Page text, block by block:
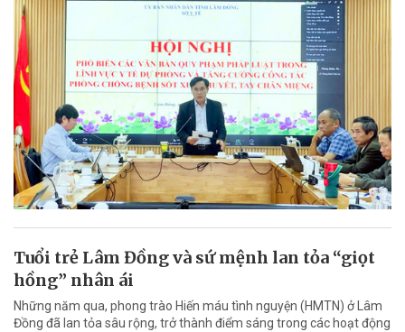
Tuổi trẻ Lâm Đồng và sứ mệnh lan tỏa “giọt
hồng” nhân ái
Những năm qua, phong trào Hiến máu tình nguyện (HMTN) ở Lâm
Đồng đã lan tỏa sâu rộng, trở thành điểm sáng trong các hoạt động